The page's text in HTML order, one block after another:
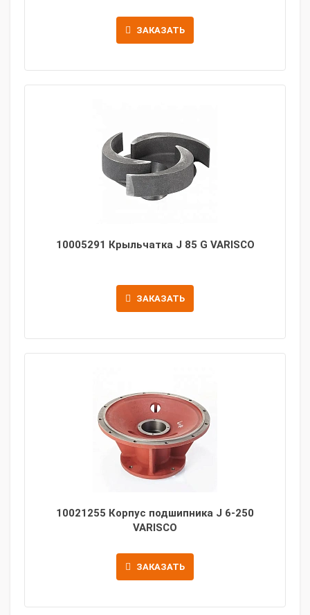
ЗАКАЗАТЬ
10005291 Крыльчатка J 85 G VARISCO
ЗАКАЗАТЬ
10021255 Корпус подшипника J 6-250
VARISCO
ЗАКАЗАТЬ